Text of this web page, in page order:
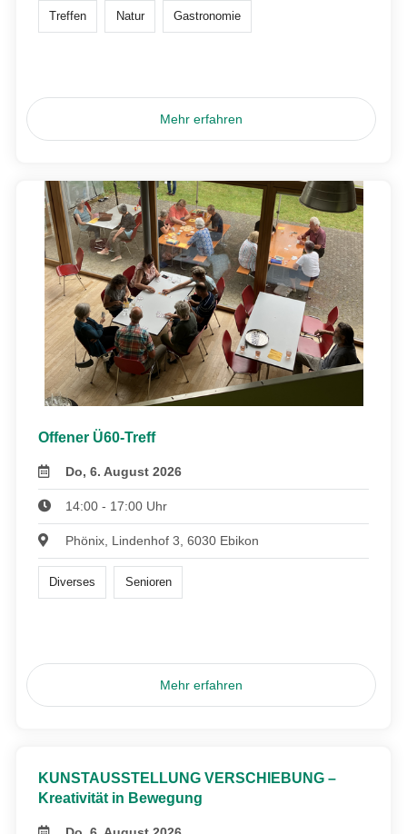
Treffen Natur Gastronomie
Mehr erfahren
Offener Ü60-Treff
Do, 6. August 2026
14:00 - 17:00 Uhr
Phönix, Lindenhof 3, 6030 Ebikon
Diverses Senioren
Mehr erfahren
KUNSTAUSSTELLUNG VERSCHIEBUNG –
Kreativität in Bewegung